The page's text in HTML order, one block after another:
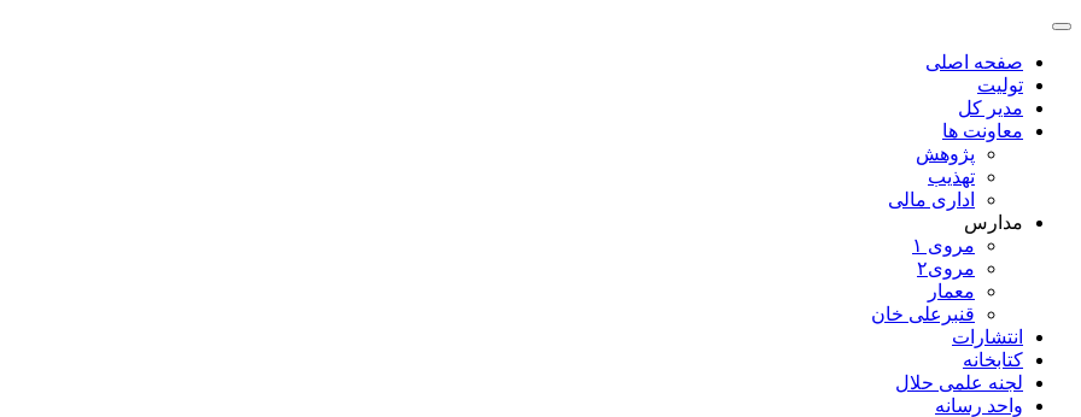
صفحه اصلی
تولیت
مدیر کل
معاونت ها
پژوهش
تهذیب
اداری مالی
مدارس
مروی ۱
مروی۲
معمار
قنبرعلی خان
انتشارات
کتابخانه
لجنه علمی حلال
واحد رسانه